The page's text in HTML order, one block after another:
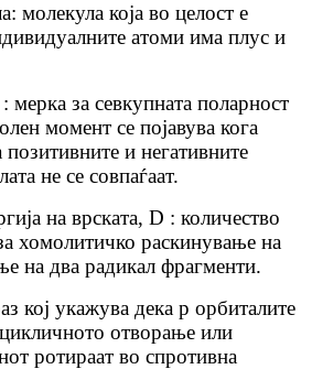
молекула која во целост е
атоми има плус и
за севкупната поларност
момент се појавува кога
и негативните
не се совпаѓаат.
на врската, D : количество
хомолитичко раскинување на
на два радикал фрагменти.
кој укажува дека p орбиталите
отворање или
ротираат во спротивна